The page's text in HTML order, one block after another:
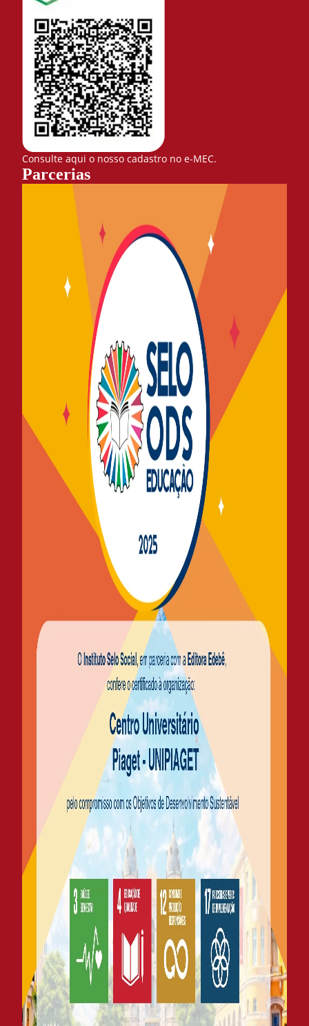
Consulte aqui o nosso cadastro no e-MEC.
Parcerias